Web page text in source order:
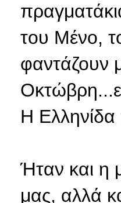
του Μένο,
φαντάζουν
Η
Ήταν και η
μας, αλλά